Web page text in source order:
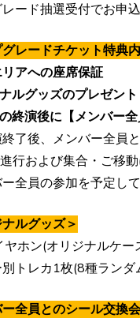
ード抽選受付でお申
グレードチケット特典
アへの座席保証
ルグッズのプレゼント
終演後に【メンバー
了後、メンバー全員
行および集合・ご移
全員の参加を予定し
ルグッズ＞
ヤホン(オリジナルケー
トレカ1枚(8種ランダ
ー全員とのシール交換